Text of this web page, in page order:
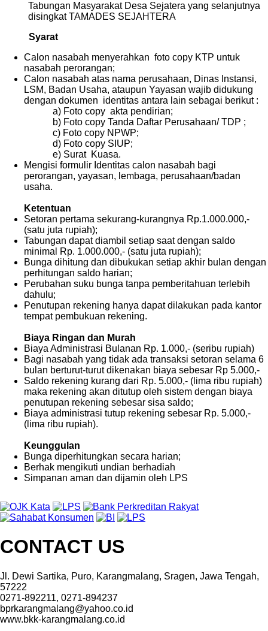
Tabungan Masyarakat Desa Sejatera yang selanjutnya
disingkat TAMADES SEJAHTERA
Syarat
Calon nasabah menyerahkan foto copy KTP untuk
nasabah perorangan;
Calon nasabah atas nama perusahaan, Dinas Instansi,
LSM, Badan Usaha, ataupun Yayasan wajib didukung
dengan dokumen identitas antara lain sebagai berikut :
a) Foto copy akta pendirian;
b) Foto copy Tanda Daftar Perusahaan/ TDP ;
c) Foto copy NPWP;
d) Foto copy SIUP;
e) Surat Kuasa.
Mengisi formulir Identitas calon nasabah bagi
perorangan, yayasan, lembaga, perusahaan/badan
usaha.
Ketentuan
Setoran pertama sekurang-kurangnya Rp.1.000.000,-
(satu juta rupiah);
Tabungan dapat diambil setiap saat dengan saldo
minimal Rp. 1.000.000,- (satu juta rupiah);
Bunga dihitung dan dibukukan setiap akhir bulan dengan
perhitungan saldo harian;
Perubahan suku bunga tanpa pemberitahuan terlebih
dahulu;
Penutupan rekening hanya dapat dilakukan pada kantor
tempat pembukuan rekening.
Biaya Ringan dan Murah
Biaya Administrasi Bulanan Rp. 1.000,- (seribu rupiah)
Bagi nasabah yang tidak ada transaksi setoran selama 6
bulan berturut-turut dikenakan biaya sebesar Rp 5.000,-
Saldo rekening kurang dari Rp. 5.000,- (lima ribu rupiah)
maka rekening akan ditutup oleh sistem dengan biaya
penutupan rekening sebesar sisa saldo;
Biaya administrasi tutup rekening sebesar Rp. 5.000,-
(lima ribu rupiah).
Keunggulan
Bunga diperhitungkan secara harian;
Berhak mengikuti undian berhadiah
Simpanan aman dan dijamin oleh LPS
CONTACT US
Jl. Dewi Sartika, Puro, Karangmalang, Sragen, Jawa Tengah,
57222
0271-892211, 0271-894237
bprkarangmalang@yahoo.co.id
www.bkk-karangmalang.co.id